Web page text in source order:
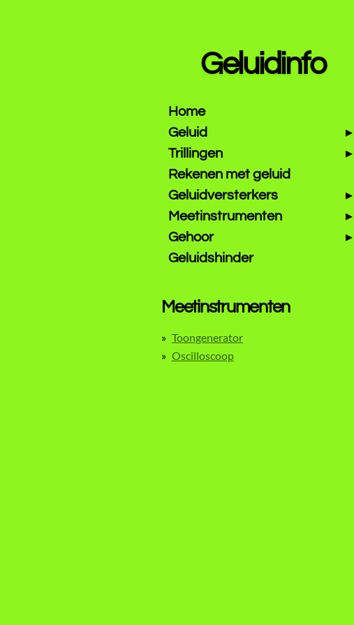
Geluidinfo
Home
Geluid
Trillingen
Rekenen met geluid
Geluidversterkers
Meetinstrumenten
Gehoor
Geluidshinder
Meetinstrumenten
Toongenerator
Oscilloscoop